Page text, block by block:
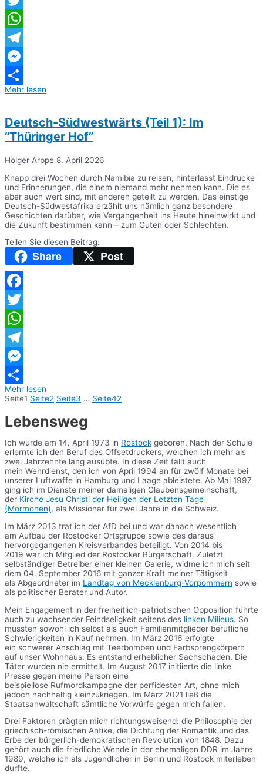
Twitter
WhatsApp
Telegram
Messenger
Teilen
Mehr lesen
Deutsch-Südwestwärts (Teil 1): Im
“Thüringer Hof”
Holger Arppe 8. April 2026
Knapp drei Wochen durch Namibia zu reisen, hinterlässt Eindrücke
und Erinnerungen, die einem niemand mehr nehmen kann. Die es
aber auch wert sind, mit anderen geteilt zu werden. Das einstige
Deutsch-Südwestafrika erzählt uns nämlich ganz besondere
Geschichten darüber, wie Vergangenheit ins Heute hineinwirkt und
die Zukunft bestimmen kann – zum Guten oder Schlechten.
Teilen Sie diesen Beitrag:
Share Post
Facebook
Twitter
WhatsApp
Telegram
Messenger
Teilen
Mehr lesen
Seite1 Seite2 Seite3 … Seite42
Lebensweg
Ich wurde am 14. April 1973 in Rostock geboren. Nach der Schule
erlernte ich den Beruf des Offsetdruckers, welchen ich mehr als
zwei Jahrzehnte lang ausübte. In diese Zeit fällt auch
mein Wehrdienst, den ich von April 1994 an für zwölf Monate bei
unserer Luftwaffe in Hamburg und Laage ableistete. Ab Mai 1997
ging ich im Dienste meiner damaligen Glaubensgemeinschaft,
der Kirche Jesu Christi der Heiligen der Letzten Tage
(Mormonen), als Missionar für zwei Jahre in die Schweiz.
Im März 2013 trat ich der AfD bei und war danach wesentlich
am Aufbau der Rostocker Ortsgruppe sowie des daraus
hervorgegangenen Kreisverbandes beteiligt. Von 2014 bis
2019 war ich Mitglied der Rostocker Bürgerschaft. Zuletzt
selbständiger Betreiber einer kleinen Galerie, widme ich mich seit
dem 04. September 2016 mit ganzer Kraft meiner Tätigkeit
als Abgeordneter im Landtag von Mecklenburg-Vorpommern sowie
als politischer Berater und Autor.
Mein Engagement in der freiheitlich-patriotischen Opposition führte
auch zu wachsender Feindseligkeit seitens des linken Milieus. So
mussten sowohl ich selbst als auch Familienmitglieder berufliche
Schwierigkeiten in Kauf nehmen. Im März 2016 erfolgte
ein schwerer Anschlag mit Teerbomben und Farbsprengkörpern
auf unser Wohnhaus. Es entstand erheblicher Sachschaden. Die
Täter wurden nie ermittelt. Im August 2017 initiierte die linke
Presse gegen meine Person eine
beispiellose Rufmordkampagne der perfidesten Art, ohne mich
jedoch nachhaltig kleinzukriegen. Im März 2021 ließ die
Staatsanwaltschaft sämtliche Vorwürfe gegen mich fallen.
Drei Faktoren prägten mich richtungsweisend: die Philosophie der
griechisch-römischen Antike, die Dichtung der Romantik und das
Erbe der bürgerlich-demokratischen Revolution von 1848. Dazu
gehört auch die friedliche Wende in der ehemaligen DDR im Jahre
1989, welche ich als Jugendlicher in Berlin und Rostock miterleben
durfte.